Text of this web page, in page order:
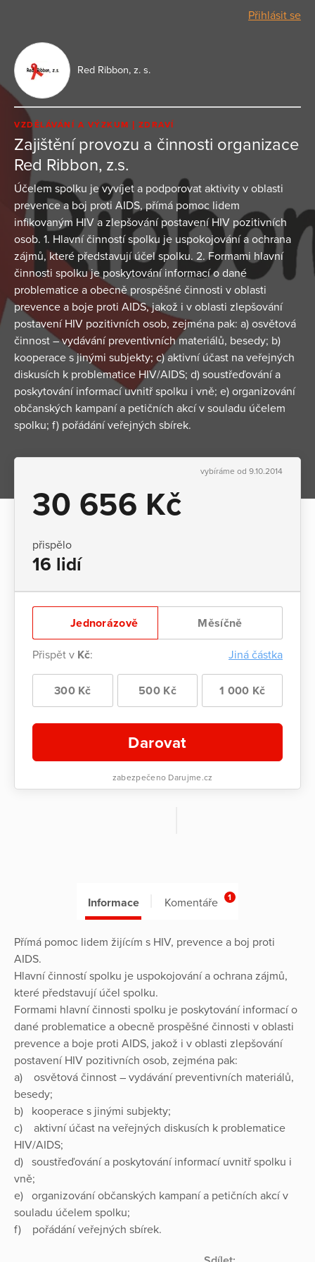
Přihlásit se
Red Ribbon, z. s.
VZDĚLÁVÁNÍ A VÝZKUM ZDRAVÍ
Zajištění provozu a činnosti organizace
Red Ribbon, z.s.
Účelem spolku je vyvíjet a podporovat aktivity v oblasti
prevence a boj proti AIDS, přímá pomoc lidem
infikovaným HIV a zlepšování postavení HIV pozitivních
osob. 1. Hlavní činností spolku je uspokojování a ochrana
zájmů, které představují účel spolku. 2. Formami hlavní
činnosti spolku je poskytování informací o dané
problematice a obecně prospěšné činnosti v oblasti
prevence a boje proti AIDS, jakož i v oblasti zlepšování
postavení HIV pozitivních osob, zejména pak: a) osvětová
činnost – vydávání preventivních materiálů, besedy; b)
kooperace s jinými subjekty; c) aktivní účast na veřejných
diskusích k problematice HIV/AIDS; d) soustřeďování a
poskytování informací uvnitř spolku i vně; e) organizování
občanských kampaní a petičních akcí v souladu účelem
spolku; f) pořádání veřejných sbírek.
vybíráme od 9.10.2014
30 656 Kč
přispělo
16 lidí
Jednorázově Měsíčně
Přispět v Kč: Jiná částka
300 Kč 500 Kč 1 000 Kč
Darovat
zabezpečeno Darujme.cz
Informace Komentáře 1
Přímá pomoc lidem žijícím s HIV, prevence a boj proti
AIDS.
Hlavní činností spolku je uspokojování a ochrana zájmů,
které představují účel spolku.
Formami hlavní činnosti spolku je poskytování informací o
dané problematice a obecně prospěšné činnosti v oblasti
prevence a boje proti AIDS, jakož i v oblasti zlepšování
postavení HIV pozitivních osob, zejména pak:
a) osvětová činnost – vydávání preventivních materiálů,
besedy;
b) kooperace s jinými subjekty;
c) aktivní účast na veřejných diskusích k problematice
HIV/AIDS;
d) soustřeďování a poskytování informací uvnitř spolku i
vně;
e) organizování občanských kampaní a petičních akcí v
souladu účelem spolku;
f) pořádání veřejných sbírek.